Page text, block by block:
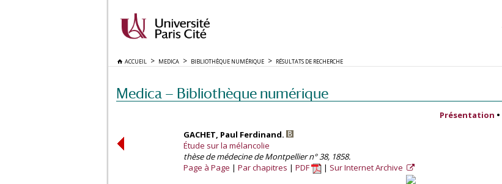
ACCUEIL MEDICA BIBLIOTHÈQUE NUMÉRIQUE RÉSULTATS DE RECHERCHE
Medica — Bibliothèque numérique
Présentation •
GACHET, Paul Ferdinand.
Étude sur la mélancolie
thèse de médecine de Montpellier n° 38, 1858.
Page à Page
Par chapitres PDF Sur Internet Archive